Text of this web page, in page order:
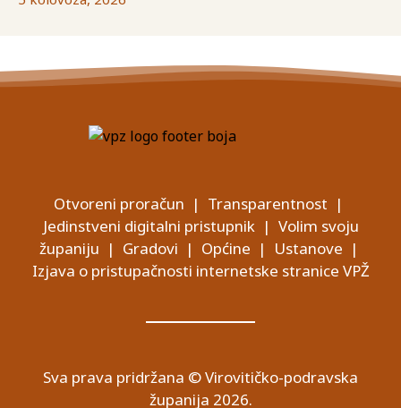
Otvoreni proračun | Transparentnost |
Jedinstveni digitalni pristupnik| Volim svoju
županiju | Gradovi | Općine | Ustanove |
Izjava o pristupačnosti internetske stranice VPŽ
Sva prava pridržana © Virovitičko-podravska
županija 2026.